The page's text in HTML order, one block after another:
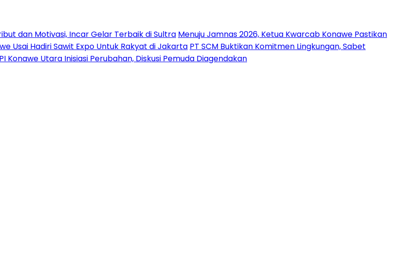
dan Motivasi, Incar Gelar Terbaik di Sultra Menuju Jamnas 2026, Ketua Kwarcab Konawe Pastikan
Usai Hadiri Sawit Expo Untuk Rakyat di Jakarta PT SCM Buktikan Komitmen Lingkungan, Sabet
Konawe Utara Inisiasi Perubahan, Diskusi Pemuda Diagendakan